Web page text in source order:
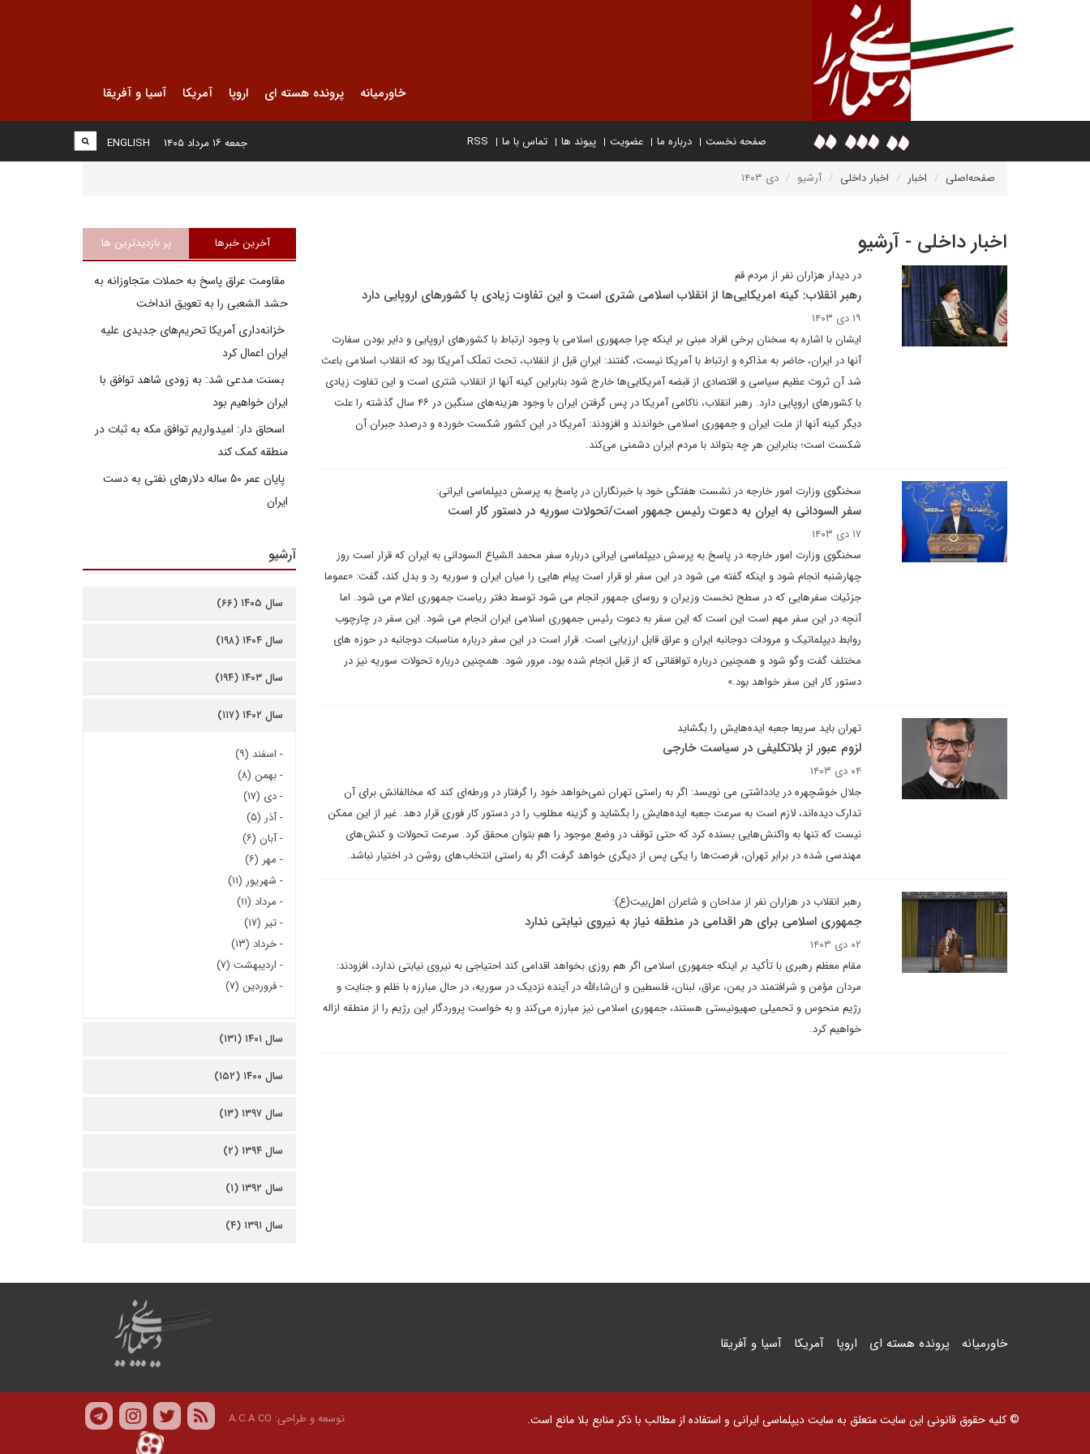
خاورمیانه پرونده هسته ای اروپا آمریکا آسیا و آفریقا
صفحه نخست درباره ما عضویت پیوند ها تماس با ما RSS
ENGLISH جمعه ۱۶ مرداد ۱۴۰۵
صفحه‌اصلی اخبار اخبار داخلی آرشیو دی ۱۴۰۳
اخبار داخلی - آرشیو
در دیدار هزاران نفر از مردم قم
رهبر انقلاب: کینه امریکایی‌ها از انقلاب اسلامی شتری است و این تفاوت زیادی با کشورهای اروپایی دارد
۱۹ دی ۱۴۰۳
ایشان با اشاره به سخنان برخی افراد مبنی بر اینکه چرا جمهوری اسلامی با وجود ارتباط با کشورهای اروپایی و دایر بودن سفارت
آنها در ایران، حاضر به مذاکره و ارتباط با آمریکا نیست، گفتند: ایرانِ قبل از انقلاب، تحت تملّک آمریکا بود که انقلاب اسلامی باعث
شد آن ثروت عظیم سیاسی و اقتصادی از قبضه آمریکایی‌ها خارج شود بنابراین کینه آنها از انقلاب شتری است و این تفاوت زیادی
با کشورهای اروپایی دارد. رهبر انقلاب، ناکامی آمریکا در پس گرفتن ایران با وجود هزینه‌های سنگین در ۴۶ سال گذشته را علت
دیگر کینه آنها از ملت ایران و جمهوری اسلامی خواندند و افزودند: آمریکا در این کشور شکست خورده و درصدد جبران آن
شکست است؛ بنابراین هر چه بتواند با مردم ایران دشمنی می‌کند.
سخنگوی وزارت امور خارجه در نشست هفتگی خود با خبرنگاران در پاسخ به پرسش دیپلماسی ایرانی:
سفر السودانی به ایران به دعوت رئیس جمهور است/تحولات سوریه در دستور کار است
۱۷ دی ۱۴۰۳
سخنگوی وزارت امور خارجه در پاسخ به پرسش دیپلماسی ایرانی درباره سفر محمد الشیاع السودانی به ایران که قرار است روز
چهارشنبه انجام شود و اینکه گفته می شود در این سفر او قرار است پیام هایی را میان ایران و سوریه رد و بدل کند، گفت: «عموما
جزئیات سفرهایی که در سطح نخست وزیران و روسای جمهور انجام می شود توسط دفتر ریاست جمهوری اعلام می شود. اما
آنچه در این سفر مهم است این است که این سفر به دعوت رئیس جمهوری اسلامی ایران انجام می شود. این سفر در چارچوب
روابط دیپلماتیک و مرودات دوجانبه ایران و عراق قابل ارزیابی است. قرار است در این سفر درباره مناسبات دوجانبه در حوزه های
مختلف گفت وگو شود و همچنین درباره توافقاتی که از قبل انجام شده بود، مرور شود. همچنین درباره تحولات سوریه نیز در
دستور کار این سفر خواهد بود.»
تهران باید سریعا جعبه ایده‌هایش را بگشاید
لزوم عبور از بلاتکلیفی در سیاست‌ خارجی
۰۴ دی ۱۴۰۳
جلال خوشچهره در یادداشتی می نویسد: اگر به راستی تهران نمی‌خواهد خود را گرفتار در ورطه‌ای کند که مخالفانش برای آن
تدارک دیده‌اند، لازم است به سرعت جعبه ایده‌هایش را بگشاید و گزینه مطلوب را در دستور کار فوری قرار دهد. غیر از این ممکن
نیست که تنها به واکنش‌هایی بسنده کرد که حتی توقف در وضع موجود را هم بتوان محقق کرد. سرعت تحولات و کنش‌های
مهندسی شده در برابر تهران، فرصت‌ها را یکی پس از دیگری خواهد گرفت اگر به راستی انتخاب‌های روشن در اختیار نباشد.
رهبر انقلاب در هزاران نفر از مداحان و شاعران اهل‌بیت(ع):
جمهوری اسلامی برای هر اقدامی در منطقه نیاز به نیروی نیابتی ندارد
۰۲ دی ۱۴۰۳
مقام معظم رهبری با تأکید بر اینکه جمهوری اسلامی اگر هم روزی بخواهد اقدامی کند احتیاجی به نیروی نیابتی ندارد، افزودند:‌
مردان مؤمن و شرافتمند در یمن، عراق، لبنان، فلسطین و ان‌شاءالله در آینده نزدیک در سوریه، در حال مبارزه با ظلم و جنایت و
رژیم منحوس و تحمیلی صهیونیستی هستند، جمهوری اسلامی نیز مبارزه می‌کند و به خواست پروردگار این رژیم را از منطقه ازاله
خواهیم کرد.
آخرین خبرها پر بازدیدترین ها
مقاومت عراق پاسخ به حملات متجاوزانه به
حشد الشعبی را به تعویق انداخت
خزانه‌داری آمریکا تحریم‌های جدیدی علیه
ایران اعمال کرد
بسنت مدعی شد: به زودی شاهد توافق با
ایران خواهیم بود
اسحاق دار: امیدواریم توافق مکه به ثبات در
منطقه کمک کند
پایان عمر ۵۰ ساله دلارهای نفتی به دست
ایران
آرشیو
سال ۱۴۰۵ (۶۶)
سال ۱۴۰۴ (۱۹۸)
سال ۱۴۰۳ (۱۹۴)
سال ۱۴۰۲ (۱۱۷)
- اسفند (۹)
-بهمن (۸)
-دی (۱۷)
-آذر (۵)
-آبان (۶)
- مهر (۶)
- شهریور (۱۱)
- مرداد (۱۱)
-تیر (۱۷)
-خرداد (۱۳)
- اردیبهشت (۷)
-فروردین (۷)
سال ۱۴۰۱ (۱۳۱)
سال ۱۴۰۰ (۱۵۲)
سال ۱۳۹۷ (۱۳)
سال ۱۳۹۴ (۲)
سال ۱۳۹۲ (۱)
سال ۱۳۹۱ (۴)
خاورمیانه پرونده هسته ای اروپا آمریکا آسیا و آفریقا
© کلیه حقوق قانونی این سایت متعلق به سایت دیپلماسی ایرانی و استفاده از مطالب با ذکر منابع بلا مانع است. توسعه و طراحی: A.C.A CO